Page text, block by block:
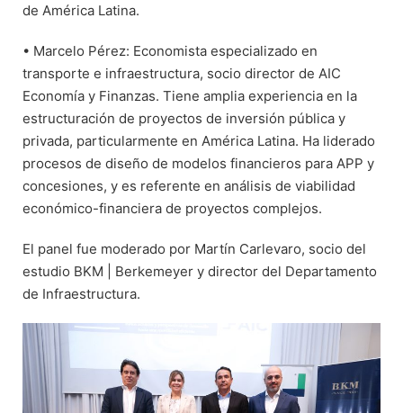
de América Latina.
• Marcelo Pérez: Economista especializado en
transporte e infraestructura, socio director de AIC
Economía y Finanzas. Tiene amplia experiencia en la
estructuración de proyectos de inversión pública y
privada, particularmente en América Latina. Ha liderado
procesos de diseño de modelos financieros para APP y
concesiones, y es referente en análisis de viabilidad
económico-financiera de proyectos complejos.
El panel fue moderado por Martín Carlevaro, socio del
estudio BKM | Berkemeyer y director del Departamento
de Infraestructura.